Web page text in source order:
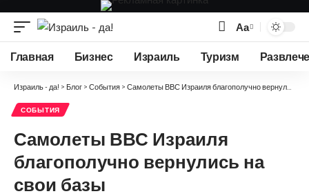
Изменение
размера
Аа
Главная Бизнес Израиль Туризм
Израиль - да! > Блог > События > Самолеты ВВС Израиля благополучно вернулись на свои базы
СОБЫТИЯ
Самолеты ВВС Израиля
благополучно вернулись на
свои базы